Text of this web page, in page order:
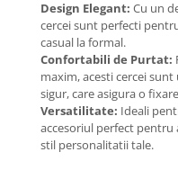
BRĂȚĂRI CU ȘNUR
Brățări din Aur cu șnur
Brățări din Argint cu șnur
BRĂȚĂRI CU PIETRE
Brățări din Aur cu pietre
semiprețioase
Brățări din Argint cu pietre
Design Elegant: Cu un
cercei sunt perfecti
casual la formal.
Confortabili de Purtat:
maxim, acesti cercei
sigur, care asigura o
Versatilitate: Ideali
accesoriul perfect pentru
stil personalitatii tale.